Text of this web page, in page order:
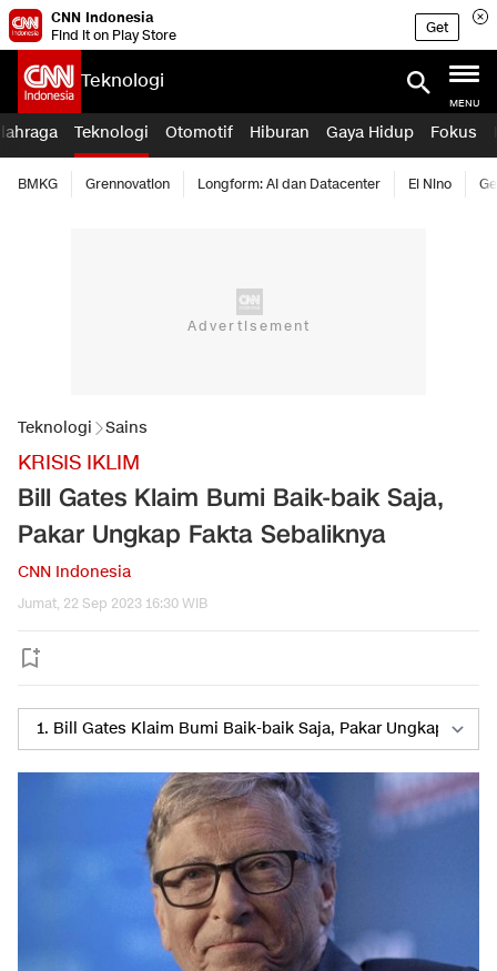
CNN Indonesia
Find it on Play Store
Get
Teknologi
MENU
Teknologi Otomotif Hiburan Gaya Hidup Fokus
BMKG Grennovation Longform: AI dan Datacenter El Nino
Teknologi Sains
KRISIS IKLIM
Bill Gates Klaim Bumi Baik-baik Saja,
Pakar Ungkap Fakta Sebaliknya
CNN Indonesia
Jumat, 22 Sep 2023 16:30 WIB